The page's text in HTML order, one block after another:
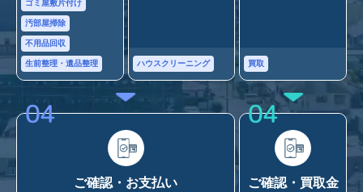
ゴミ屋敷片付け
汚部屋掃除
不用品回収
生前整理・遺品整理 ハウスクリーニング 買取
04
ご確認・お支払い
04
ご確認・買取金